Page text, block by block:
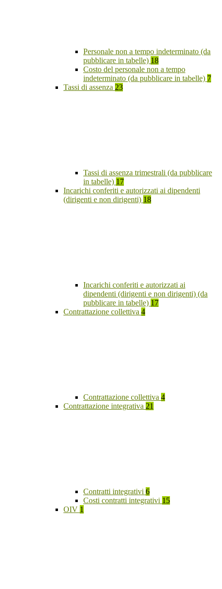
Personale non a tempo indeterminato (da
pubblicare in tabelle) 18
Costo del personale non a tempo
indeterminato (da pubblicare in tabelle) 7
Tassi di assenza 23
Tassi di assenza trimestrali (da pubblicare
in tabelle) 17
Incarichi conferiti e autorizzati ai dipendenti
(dirigenti e non dirigenti) 18
Incarichi conferiti e autorizzati ai
dipendenti (dirigenti e non dirigenti) (da
pubblicare in tabelle) 17
Contrattazione collettiva 4
Contrattazione collettiva 4
Contrattazione integrativa 21
Contratti integrativi 6
Costi contratti integrativi 15
OIV 1